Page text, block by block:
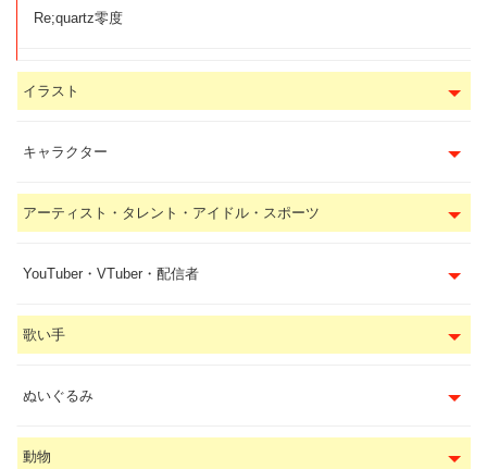
Re;quartz零度
イラスト
キャラクター
アーティスト・タレント・アイドル・スポーツ
YouTuber・VTuber・配信者
歌い手
ぬいぐるみ
動物